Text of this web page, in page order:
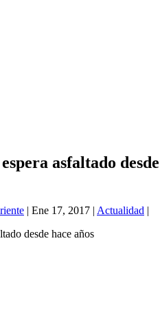
asfaltado desde
| Ene 17, 2017 | Actualidad |